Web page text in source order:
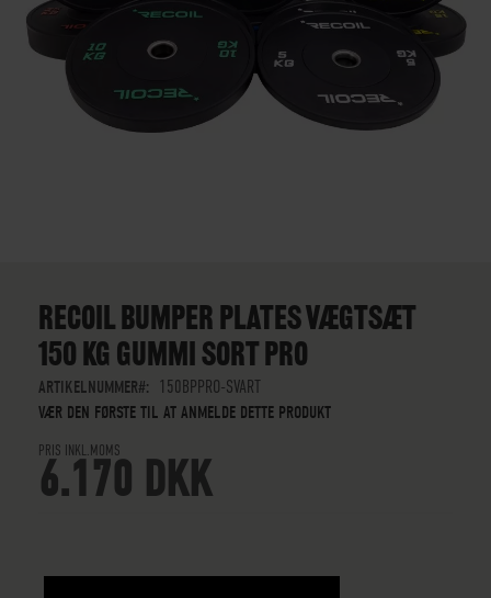
BILLEDGALLERIET
RECOIL BUMPER PLATES VÆGTSÆT
150 KG GUMMI SORT PRO
ARTIKELNUMMER
150BPPRO-SVART
VÆR DEN FØRSTE TIL AT ANMELDE DETTE PRODUKT
PRIS INKL.MOMS
6.170 DKK